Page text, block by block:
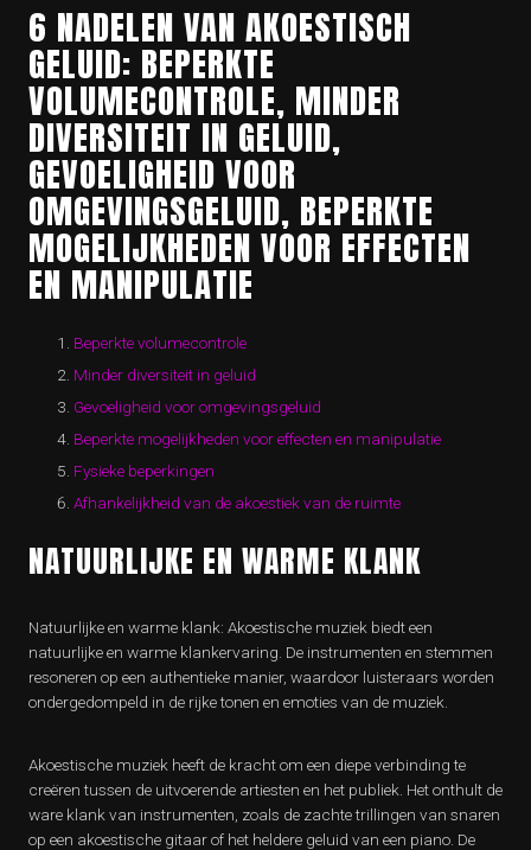
6 NADELEN VAN AKOESTISCH
GELUID: BEPERKTE
VOLUMECONTROLE, MINDER
DIVERSITEIT IN GELUID,
GEVOELIGHEID VOOR
OMGEVINGSGELUID, BEPERKTE
MOGELIJKHEDEN VOOR EFFECTEN
EN MANIPULATIE
Beperkte volumecontrole
Minder diversiteit in geluid
Gevoeligheid voor omgevingsgeluid
Beperkte mogelijkheden voor effecten en manipulatie
Fysieke beperkingen
Afhankelijkheid van de akoestiek van de ruimte
NATUURLIJKE EN WARME KLANK
Natuurlijke en warme klank: Akoestische muziek biedt een
natuurlijke en warme klankervaring. De instrumenten en stemmen
resoneren op een authentieke manier, waardoor luisteraars worden
ondergedompeld in de rijke tonen en emoties van de muziek.
Akoestische muziek heeft de kracht om een diepe verbinding te
creëren tussen de uitvoerende artiesten en het publiek. Het onthult de
ware klank van instrumenten, zoals de zachte trillingen van snaren
op een akoestische gitaar of het heldere geluid van een piano. De